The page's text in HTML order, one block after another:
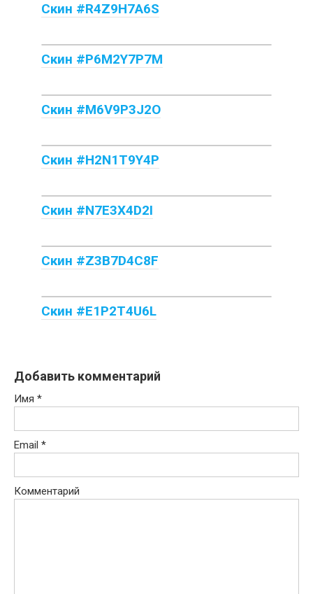
Скин #R4Z9H7A6S
Скин #P6M2Y7P7M
Скин #M6V9P3J2O
Скин #H2N1T9Y4P
Скин #N7E3X4D2I
Скин #Z3B7D4C8F
Скин #E1P2T4U6L
Добавить комментарий
Имя *
Email *
Комментарий